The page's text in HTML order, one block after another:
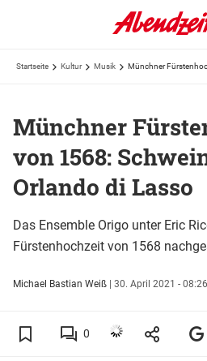
Startseite Kultur Musik
Münchner
von 1568:
Orlando di Lasso
Das Ensemble Origo unter Eric
Fürstenhochzeit von 1568
Michael Bastian Weiß | 30. April 2021 -
0